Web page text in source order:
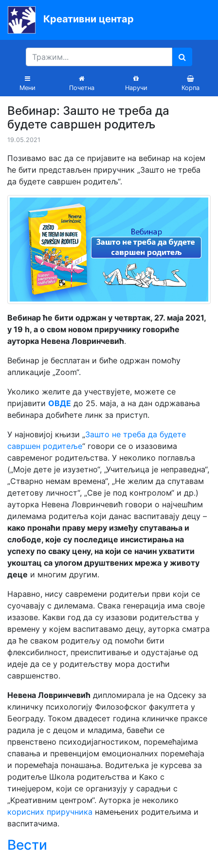
Креативни центар
Мени Почетна Наручи Корпа
Почетна
Књиге
Уџбеници
вртиће
Лектира
Акције
Блог
Latinica
налог
Вебинар: Зашто не треба да
будете савршен родитељ
19.05.2021
Позивамо вас да се пријавите на вебинар на којем
ће бити представљен приручник „Зашто не треба
да будете савршен родитељ“.
Вебинар ће бити одржан у четвртак, 27. маја 2021,
у 19 h, а о свом новом приручнику говориће
ауторка Невена Ловринчевић.
Вебинар је бесплатан и биће одржан помоћу
апликације „Zoom“.
Уколико желите да учествујете, можете се
пријавити ОВДЕ до 25. маја, а на дан одржавања
вебинара добићете линк за приступ.
У најновијој књизи „Зашто не треба да будете
савршен родитеље“ говори се о изазовима
савременог родитељства. У неколико поглавља
(„Моје дете је изузетно“, „Учитељица је неправедна“,
„Стварно немам времена“, „Не желим да спутавам
дететову личност“, „Све је под контролом“ и др.)
ауторка Невена Ловринчевић говори о најчешћим
дилемама родитеља који данас васпитавају децу –
како пронаћи праву меру између спутавања и
слободе, које су последице инсистирања на
успеху по сваку цену, на који се начин ухватити
укоштац са улогом друштвених мрежа у животу
деце и многим другим.
Наравно, нису савремени родитељи први који се
суочавају с дилемама. Свака генерација има своје
изазове. Kакви год да су изазови родитељства у
времену у којем васпитавамо децу, ауторка сматра
да ће сваком родитељу од помоћи бити
флексибилност, преиспитивање и одустајање од
идеје да се у родитељству мора достићи
савршенство.
Невена Ловринчевић дипломирала је на Одсеку за
клиничку психологију Филозофског факултета у
Београду. Током двадесет година клиничке праксе
радила је с децом и младима, бавећи се
првенствено психодијагностиком, поремећајима
спавања и превенцијом емоционалних поремећаја
и поремећаја понашања. Водитељка је курсева за
родитеље Школа родитељства и Kако с
тинејџером, који се организују у сарадњи с
„Kреативним центром“. Ауторка је неколико
корисних приручника намењених родитељима и
васпитачима.
Вести